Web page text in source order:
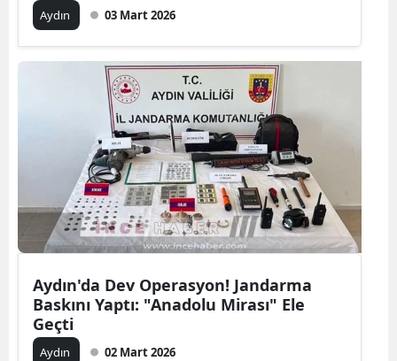
Aydın 03 Mart 2026
Aydın'da Dev Operasyon! Jandarma
Baskını Yaptı: "Anadolu Mirası" Ele
Geçti
Aydın 02 Mart 2026